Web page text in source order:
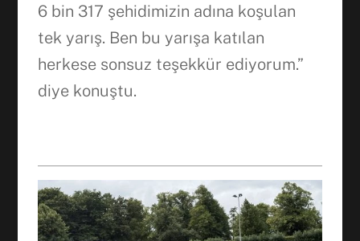
6 bin 317 şehidimizin adına koşulan
tek yarış. Ben bu yarışa katılan
herkese sonsuz teşekkür ediyorum.”
diye konuştu.